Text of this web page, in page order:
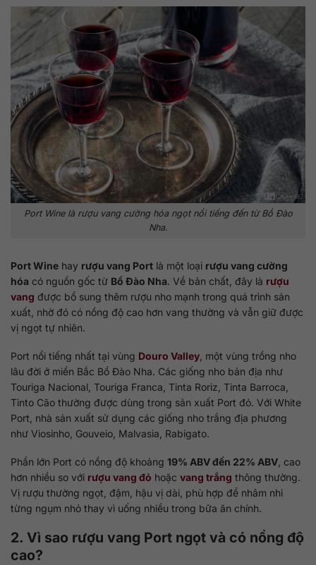
Port Wine là rượu vang cường hóa ngọt nổi tiếng đến từ Bồ Đào
Nha.
Port Wine hay rượu vang Port là một loại rượu vang cường
hóa có nguồn gốc từ Bồ Đào Nha. Về bản chất, đây là rượu
vang được bổ sung thêm rượu nho mạnh trong quá trình sản
xuất, nhờ đó có nồng độ cao hơn vang thường và vẫn giữ được
vị ngọt tự nhiên.
Port nổi tiếng nhất tại vùng Douro Valley , một vùng trồng nho
lâu đời ở miền Bắc Bồ Đào Nha. Các giống nho bản địa như
Touriga Nacional, Touriga Franca, Tinta Roriz, Tinta Barroca,
Tinto Cão thường được dùng trong sản xuất Port đỏ. Với White
Port, nhà sản xuất sử dụng các giống nho trắng địa phương
như Viosinho, Gouveio, Malvasia, Rabigato.
Phần lớn Port có nồng độ khoảng 19% ABV đến 22% ABV , cao
hơn nhiều so với rượu vang đỏ hoặc vang trắng thông thường.
Vị rượu thường ngọt, đậm, hậu vị dài, phù hợp để nhâm nhi
từng ngụm nhỏ thay vì uống nhiều trong bữa ăn chính.
2. Vì sao rượu vang Port ngọt và có nồng độ
cao?